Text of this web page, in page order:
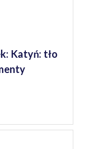
Katyń: tło